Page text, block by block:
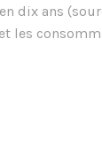
dix ans
les